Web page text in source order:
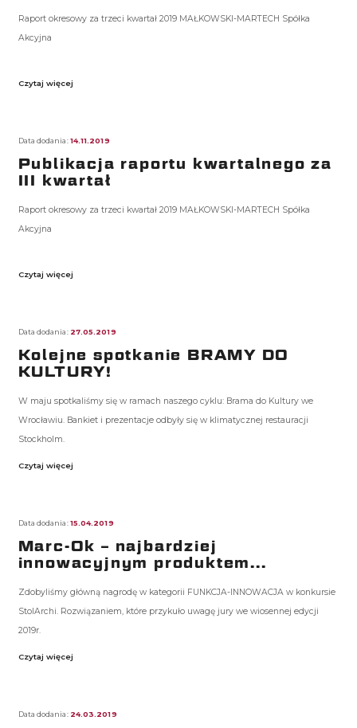
Raport okresowy za trzeci kwartał 2019 MAŁKOWSKI-MARTECH Spółka
Akcyjna
Czytaj więcej
Data dodania:14.11.2019
Publikacja raportu kwartalnego za
III kwartał
Raport okresowy za trzeci kwartał 2019 MAŁKOWSKI-MARTECH Spółka
Akcyjna
Czytaj więcej
Data dodania: 27.05.2019
Kolejne spotkanie BRAMY DO
KULTURY!
W maju spotkaliśmy się w ramach naszego cyklu: Brama do Kultury we
Wrocławiu. Bankiet i prezentacje odbyły się w klimatycznej restauracji
Stockholm.
Czytaj więcej
Data dodania:15.04.2019
Marc-Ok – najbardziej
innowacyjnym produktem...
Zdobyliśmy główną nagrodę w kategorii FUNKCJA-INNOWACJA w konkursie
StolArchi. Rozwiązaniem, które przykuło uwagę jury we wiosennej edycji
2019r.
Czytaj więcej
Data dodania: 24.03.2019